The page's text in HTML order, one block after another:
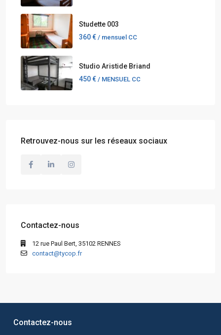
Studette 003
360 € / mensuel CC
Studio Aristide Briand
450 € / MENSUEL CC
Retrouvez-nous sur les réseaux sociaux
Contactez-nous
12 rue Paul Bert, 35102 RENNES
contact@tycop.fr
Contactez-nous